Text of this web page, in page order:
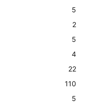
5
2
5
4
22
110
5